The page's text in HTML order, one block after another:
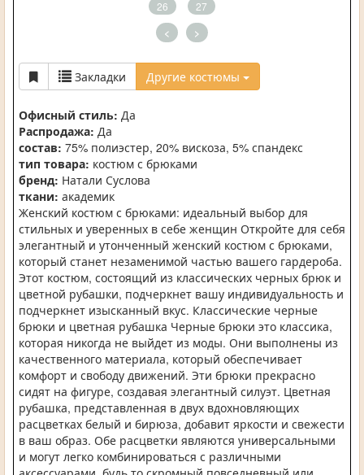
26
27
< >
Закладки Другие костюмы
Офисный стиль: Да
Распродажа: Да
состав: 75% полиэстер, 20% вискоза, 5% спандекс
тип товара: костюм с брюками
бренд: Натали Суслова
ткани: академик
Женский костюм с брюками: идеальный выбор для
стильных и уверенных в себе женщин Откройте для себя
элегантный и утонченный женский костюм с брюками,
который станет незаменимой частью вашего гардероба.
Этот костюм, состоящий из классических черных брюк и
цветной рубашки, подчеркнет вашу индивидуальность и
подчеркнет изысканный вкус. Классические черные
брюки и цветная рубашка Черные брюки это классика,
которая никогда не выйдет из моды. Они выполнены из
качественного материала, который обеспечивает
комфорт и свободу движений. Эти брюки прекрасно
сидят на фигуре, создавая элегантный силуэт. Цветная
рубашка, представленная в двух вдохновляющих
расцветках белый и бирюза, добавит яркости и свежести
в ваш образ. Обе расцветки являются универсальными
и могут легко комбинироваться с различными